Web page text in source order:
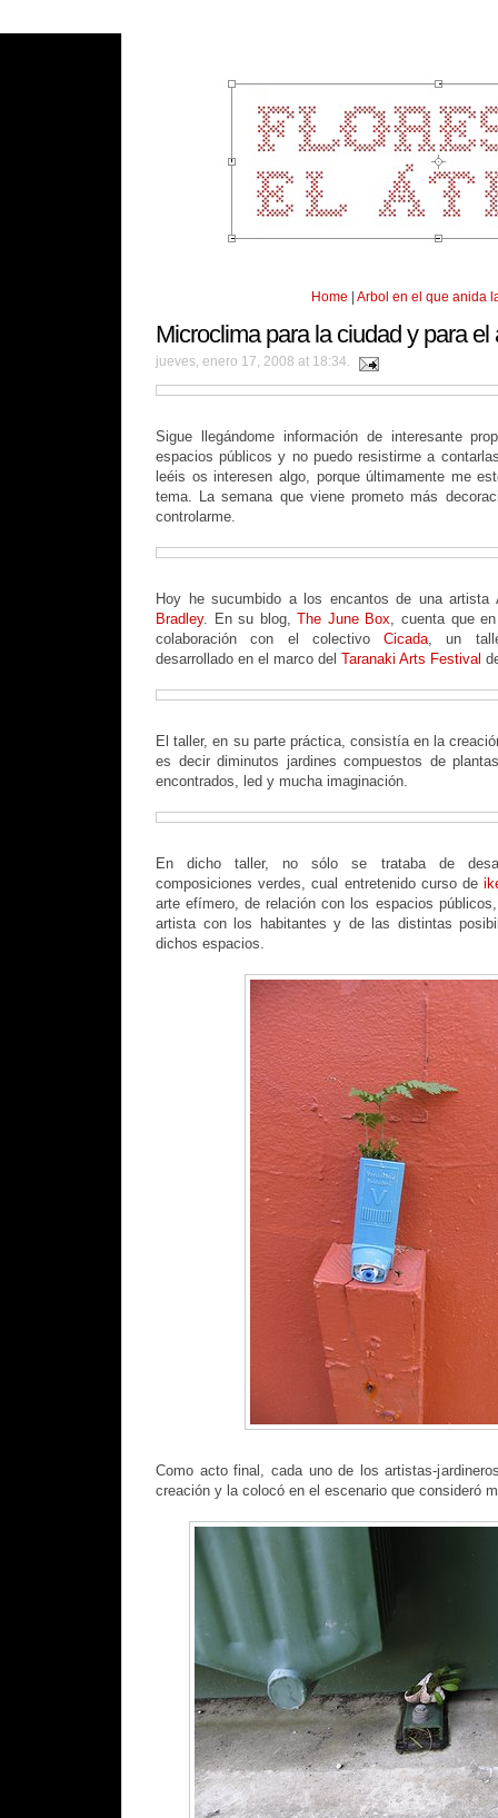
Home | Arbol en el que anida
Microclima para la ciudad y para el
jueves, enero 17, 2008 at 18:34.
Sigue llegándome información de interesante
espacios públicos y no puedo resistirme a
leéis os interesen algo, porque últimamente me
tema. La semana que viene prometo más
controlarme.
Hoy he sucumbido a los encantos de una artista
Bradley. En su blog,The June Box, cuenta que
colaboración con el colectivo Cicada, un
desarrollado en el marco del Taranaki Arts Festival
El taller, en su parte práctica, consistía en la
es decir diminutos jardines compuestos de
encontrados, led y mucha imaginación.
En dicho taller, no sólo se trataba de
composiciones verdes, cual entretenido curso de
arte efímero, de relación con los espacios
artista con los habitantes y de las distintas
dichos espacios.
Como acto final, cada uno de los artistas-
creación y la colocó en el escenario que consideró